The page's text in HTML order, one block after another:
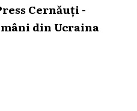
Cernăuți -
din Ucraina